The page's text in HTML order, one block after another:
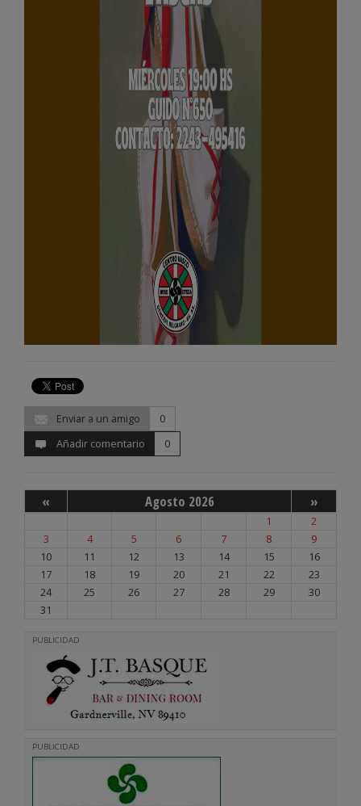
Enviar a un amigo
0
Añadir comentario
0
« Agosto 2026 »
1
2
3
4 5 6 7 8
9
10
11 12 13 14 15
16
17
18 19 20 21 22
23
24
25 26 27 28 29
30
31
PUBLICIDAD
PUBLICIDAD